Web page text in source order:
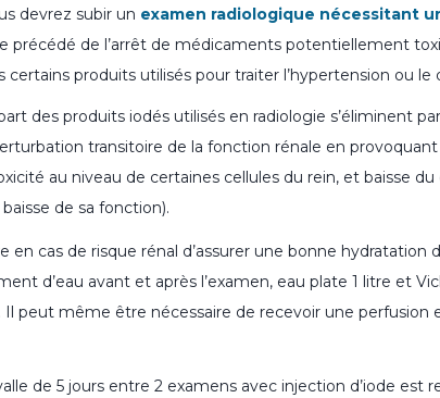
devrez subir un examen radiologique nécessitant
précédé de l’arrêt de médicaments potentiellement
certains produits utilisés pour traiter l’hypertension ou le
des produits iodés utilisés en radiologie s’éliminent
transitoire de la fonction rénale en provoquant
au niveau de certaines cellules du rein, et baisse
de sa fonction).
en cas de risque rénal d’assurer une bonne hydratation
d’eau avant et après l’examen, eau plate 1 litre et
peut même être nécessaire de recevoir une perfusion
de 5 jours entre 2 examens avec injection d’iode est